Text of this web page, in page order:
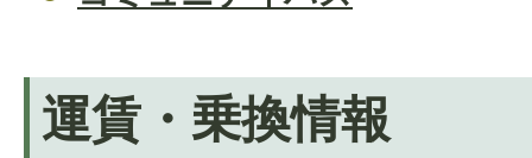
運賃・乗換情報